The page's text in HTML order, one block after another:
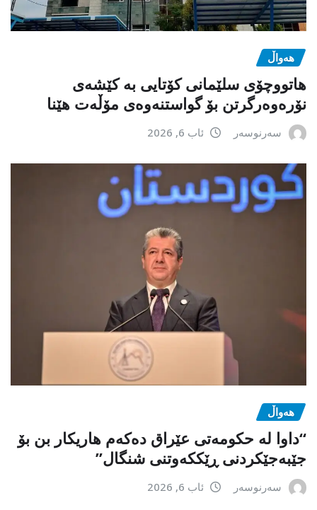
هەواڵ
هاتووچۆی سلێمانی کۆتایی بە کێشەی
نۆرەوەرگرتن بۆ گواستنەوەی مۆڵەت هێنا
سەرنوسەر ئاب 6, 2026
هەواڵ
“داوا لە حكومەتی عێراق دەكەم هاریكار بن بۆ
جێبەجێكردنی ڕێككەوتنی شنگال”
سەرنوسەر ئاب 6, 2026